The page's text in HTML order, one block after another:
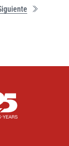
Última
página